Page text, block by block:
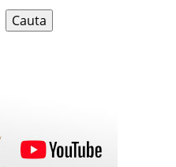
Cauta